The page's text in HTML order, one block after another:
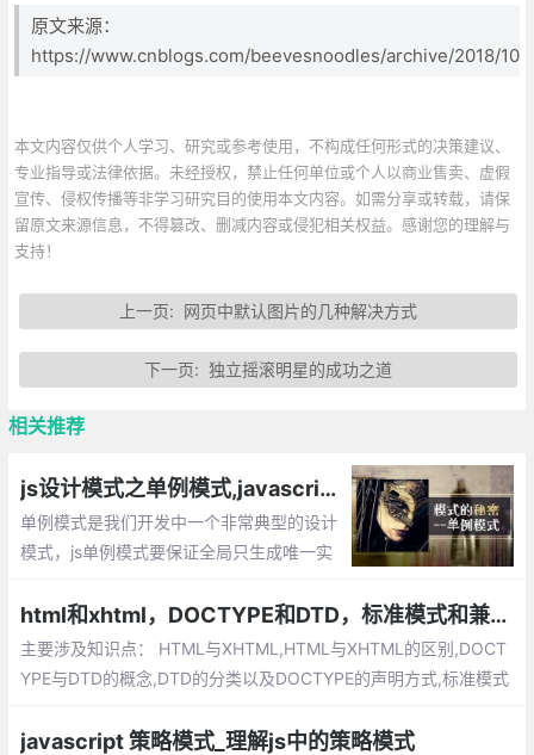
原文来源：
https://www.cnblogs.com/beevesnoodles/archive/2018/
本文内容仅供个人学习、研究或参考使用，不构成任何形式的决策建议、
专业指导或法律依据。未经授权，禁止任何单位或个人以商业售卖、虚假
宣传、侵权传播等非学习研究目的使用本文内容。如需分享或转载，请保
留原文来源信息，不得篡改、删减内容或侵犯相关权益。感谢您的理解与
支持！
上一页: 网页中默认图片的几种解决方式
下一页: 独立摇滚明星的成功之道
相关推荐
js设计模式之单例模式,javascript如何将一个对象设计成单例
单例模式是我们开发中一个非常典型的设计
模式，js单例模式要保证全局只生成唯一实
不同于静态类，我们可以延迟单例对象的初
始化，通常这种情况发生在我们需要等待加
载创建单例的依赖。
html和xhtml，DOCTYPE和DTD，标准模式和兼容模式
主要涉及知识点： HTML与XHTML,HTML与XHTML的区别,DOCT
YPE与DTD的概念,DTD的分类以及DOCTYPE的声明方式,标准模式
andard Mode）和兼容模式（Quircks Mode）的区别
javascript 策略模式_理解js中的策略模式